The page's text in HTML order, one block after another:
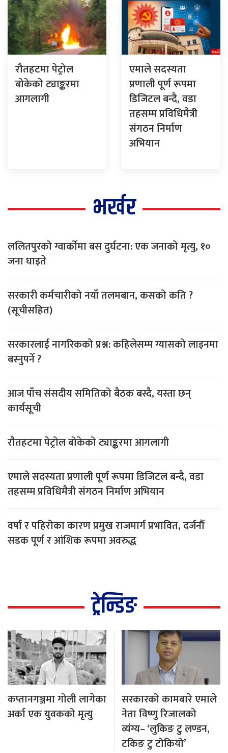
रौतहटमा पेट्रोल
बोकेको ट्याङ्करमा
आगलागी
एमाले सदस्यता
प्रणाली पूर्ण रूपमा
डिजिटल बन्दै, वडा
तहसम्म प्रविधिमैत्री
संगठन निर्माण
अभियान
भर्खर
ललितपुरको ग्वार्कोमा बस दुर्घटना: एक जनाको मृत्यु, १०
जना घाइते
सरकारी कर्मचारीको नयाँ तलमबान, कसको कति ?
(सूचीसहित)
सरकारलाई नागरिकको प्रश्न: कहिलेसम्म ग्यासको लाइनमा
बस्नुपर्ने ?
आज पाँच संसदीय समितिको बैठक बस्दै, यस्ता छन्
कार्यसूची
रौतहटमा पेट्रोल बोकेको ट्याङ्करमा आगलागी
एमाले सदस्यता प्रणाली पूर्ण रूपमा डिजिटल बन्दै, वडा
तहसम्म प्रविधिमैत्री संगठन निर्माण अभियान
वर्षा र पहिरोका कारण प्रमुख राजमार्ग प्रभावित, दर्जनौँ
सडक पूर्ण र आंशिक रूपमा अवरुद्ध
ट्रेन्डिङ
कप्तानगञ्जमा गोली लागेका
अर्का एक युवकको मृत्यु
सरकारको कामबारे एमाले
नेता विष्णु रिजालको
व्यंग्य– ‘लुकिङ टु लण्डन,
टकिङ टु टोकियो’